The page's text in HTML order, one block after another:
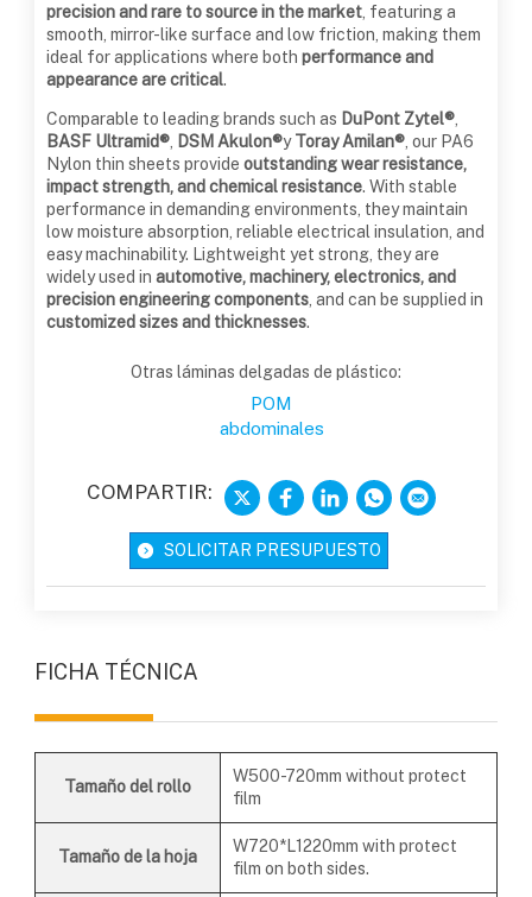
precision and rare to source in the market, featuring a
smooth, mirror-like surface and low friction, making them
ideal for applications where both performance and
appearance are critical.
Comparable to leading brands such as DuPont Zytel®,
BASF Ultramid®, DSM Akulon®yToray Amilan®, our PA6
Nylon thin sheets provide outstanding wear resistance,
impact strength, and chemical resistance. With stable
performance in demanding environments, they maintain
low moisture absorption, reliable electrical insulation, and
easy machinability. Lightweight yet strong, they are
widely used in automotive, machinery, electronics, and
precision engineering components, and can be supplied in
customized sizes and thicknesses.
Otras láminas delgadas de plástico:
POM
abdominales
COMPARTIR:
SOLICITAR PRESUPUESTO
FICHA TÉCNICA
Tamaño del rollo
W500-720mm without protect
film
Tamaño de la hoja
W720*L1220mm with protect
film on both sides.